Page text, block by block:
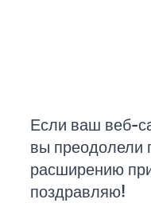
Если ваш веб-
вы преодолели
расширению
поздравляю!